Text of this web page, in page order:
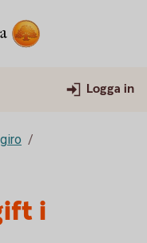
Logga in
i